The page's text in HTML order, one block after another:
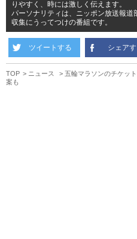
りやすく、時には激しく伝えます。
パーソナリティは、ニッポン放送報
収集にうってつけの番組です。
ツイートする シェア
TOP ニュース
五輪マラソンのチケッ
案も